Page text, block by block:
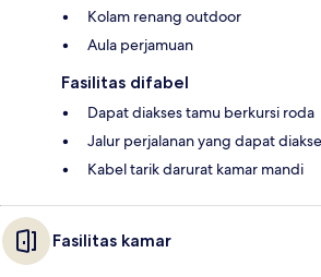
Kolam renang outdoor
Aula perjamuan
Fasilitas difabel
Dapat diakses tamu berkursi roda
Jalur perjalanan yang dapat
Kabel tarik darurat kamar mandi
Fasilitas kamar